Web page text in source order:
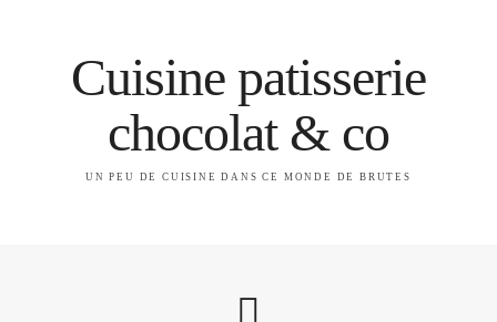
Cuisine patisserie
chocolat & co
UN PEU DE CUISINE DANS CE MONDE DE BRUTES